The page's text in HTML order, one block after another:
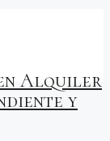
Alquiler
y